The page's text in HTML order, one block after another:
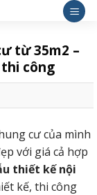
từ 35m2 –
công
cư của mình
với giá cả hợp
thiết kế nội
kế, thi công